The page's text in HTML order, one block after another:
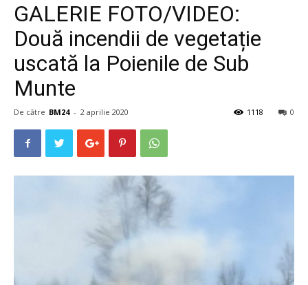
GALERIE FOTO/VIDEO:
Două incendii de vegetație
uscată la Poienile de Sub
Munte
De către BM24 - 2 aprilie 2020 0
1118